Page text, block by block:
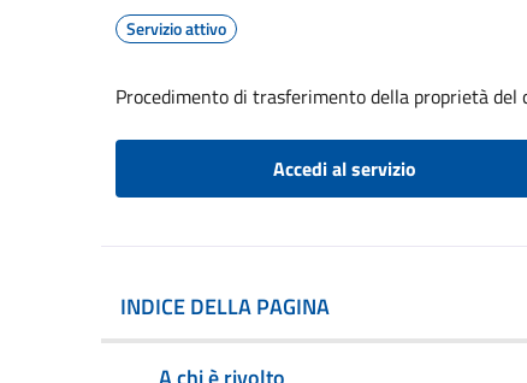
Servizio attivo
Procedimento di trasferimento della proprietà del
Accedi al servizio
INDICE DELLA PAGINA